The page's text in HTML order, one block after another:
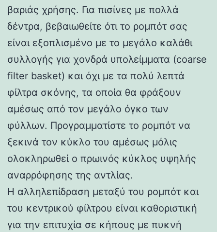
βαριάς χρήσης. Για πισίνες με πολλά
δέντρα, βεβαιωθείτε ότι το ρομπότ σας
είναι εξοπλισμένο με το μεγάλο καλάθι
συλλογής για χονδρά υπολείμματα (coarse
filter basket) και όχι με τα πολύ λεπτά
φίλτρα σκόνης, τα οποία θα φράξουν
αμέσως από τον μεγάλο όγκο των
φύλλων. Προγραμματίστε το ρομπότ να
ξεκινά τον κύκλο του αμέσως μόλις
ολοκληρωθεί ο πρωινός κύκλος υψηλής
αναρρόφησης της αντλίας.
Η αλληλεπίδραση μεταξύ του ρομπότ και
του κεντρικού φίλτρου είναι καθοριστική
για την επιτυχία σε κήπους με πυκνή